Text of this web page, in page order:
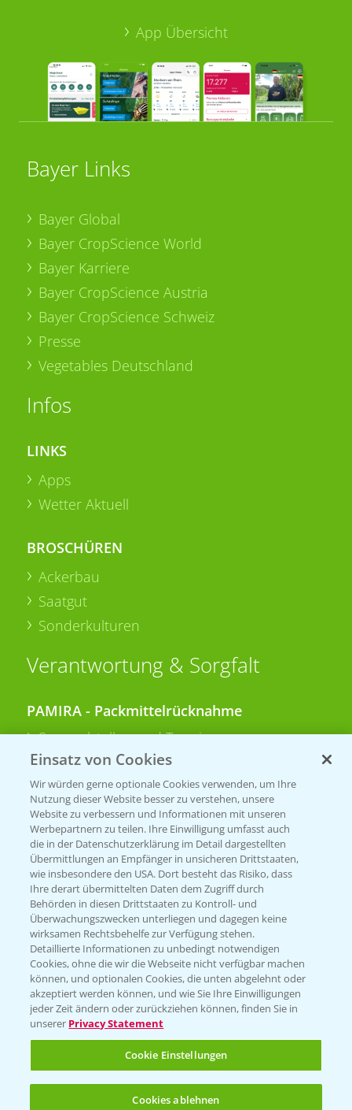
App Übersicht
Bayer Links
Bayer Global
Bayer CropScience World
Bayer Karriere
Bayer CropScience Austria
Bayer CropScience Schweiz
Presse
Vegetables Deutschland
Infos
LINKS
Apps
Wetter Aktuell
BROSCHÜREN
Ackerbau
Saatgut
Sonderkulturen
Verantwortung & Sorgfalt
PAMIRA - Packmittelrücknahme
Sammelstellen und Termine
PRE - Chemikalien sicher entsorgen
Sammelstellen und Termine
Kontakt & Notfall
Beratung auf WhatsApp
T.+49 (0)174 346 564 1
KONTAKT
Hilfe in Notfällen
T.+49 (0)214/30-20220
Einsatz von Cookies
Wir würden gerne optionale Cookies verwenden, um Ihre
Nutzung dieser Website besser zu verstehen, unsere
Website zu verbessern und Informationen mit unseren
Werbepartnern zu teilen. Ihre Einwilligung umfasst auch
die in der Datenschutzerklärung im Detail dargestellten
Übermittlungen an Empfänger in unsicheren Drittstaaten,
wie insbesondere den USA. Dort besteht das Risiko, dass
Ihre derart übermittelten Daten dem Zugriff durch
Behörden in diesen Drittstaaten zu Kontroll- und
Überwachungszwecken unterliegen und dagegen keine
wirksamen Rechtsbehelfe zur Verfügung stehen.
Detaillierte Informationen zu unbedingt notwendigen
Cookies, ohne die wir die Webseite nicht verfügbar machen
können, und optionalen Cookies, die unten abgelehnt oder
akzeptiert werden können, und wie Sie Ihre Einwilligungen
jeder Zeit ändern oder zurückziehen können, finden Sie in
unserer Privacy Statement
Cookie Einstellungen
Cookies ablehnen